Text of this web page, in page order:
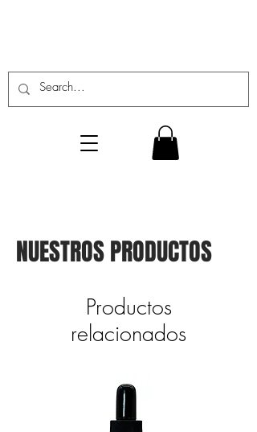
NUESTROS PRODUCTOS
Productos
relacionados